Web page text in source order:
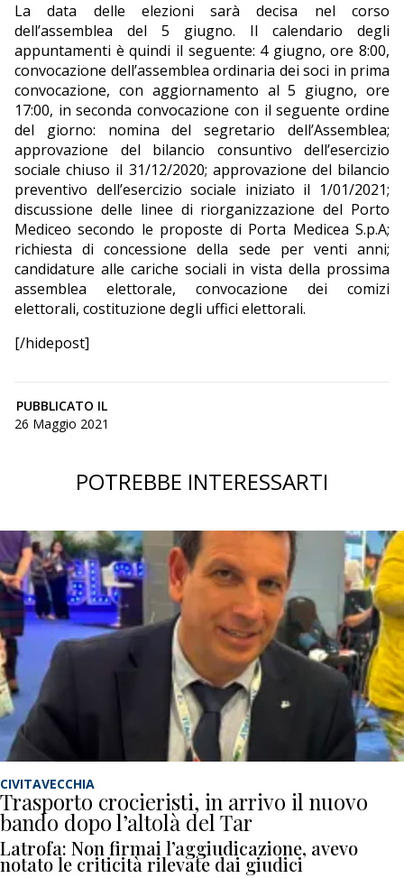
La data delle elezioni sarà decisa nel corso
dell’assemblea del 5 giugno. Il calendario degli
appuntamenti è quindi il seguente: 4 giugno, ore 8:00,
convocazione dell’assemblea ordinaria dei soci in prima
convocazione, con aggiornamento al 5 giugno, ore
17:00, in seconda convocazione con il seguente ordine
del giorno: nomina del segretario dell’Assemblea;
approvazione del bilancio consuntivo dell’esercizio
sociale chiuso il 31/12/2020; approvazione del bilancio
preventivo dell’esercizio sociale iniziato il 1/01/2021;
discussione delle linee di riorganizzazione del Porto
Mediceo secondo le proposte di Porta Medicea S.p.A;
richiesta di concessione della sede per venti anni;
candidature alle cariche sociali in vista della prossima
assemblea elettorale, convocazione dei comizi
elettorali, costituzione degli uffici elettorali.
[/hidepost]
PUBBLICATO IL
26 Maggio 2021
POTREBBE INTERESSARTI
CIVITAVECCHIA
Trasporto crocieristi, in arrivo il nuovo
bando dopo l’altolà del Tar
Latrofa: Non firmai l’aggiudicazione, avevo
notato le criticità rilevate dai giudici